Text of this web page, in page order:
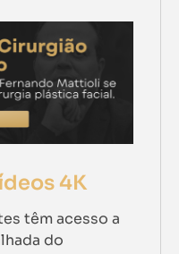
4K
têm acesso a
do